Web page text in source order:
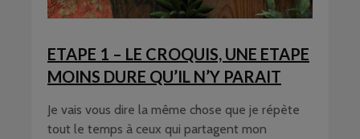
ETAPE 1 – LE CROQUIS, UNE ETAPE
MOINS DURE QU’IL N’Y PARAIT
Je vais vous dire la même chose que je répète
tout le temps à ceux qui partagent mon